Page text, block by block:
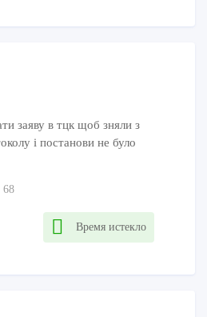
заяву в тцк щоб зняли з
і постанови не було
68
Время истекло